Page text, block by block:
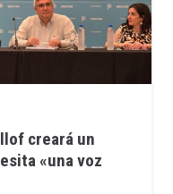
creará un
«una voz